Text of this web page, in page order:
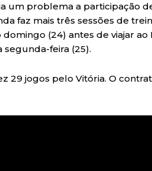
um problema a participação
faz mais três sessões de
(24) antes de viajar
feira (25).
29 jogos pelo Vitória. O